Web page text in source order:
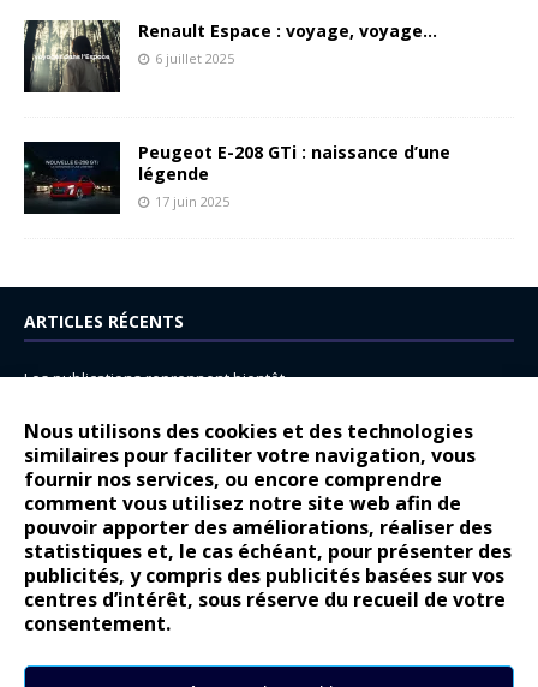
Nous utilisons des cookies et des technologies
similaires pour faciliter votre navigation, vous
fournir nos services, ou encore comprendre
comment vous utilisez notre site web afin de
pouvoir apporter des améliorations, réaliser des
statistiques et, le cas échéant, pour présenter des
publicités, y compris des publicités basées sur vos
centres d’intérêt, sous réserve du recueil de votre
consentement.
Renault Espace : voyage, voyage…
6 juillet 2025
Peugeot E-208 GTi : naissance d’une
légende
17 juin 2025
ARTICLES RÉCENTS
Les publications reprennent bientôt…
14 juillet : nouveau film de marque pour Citroën
Renault Espace : voyage, voyage…
Peugeot E-208 GTi : naissance d’une légende
COMMENTAIRES RÉCENTS
Bernard Dardartdans
Gilly